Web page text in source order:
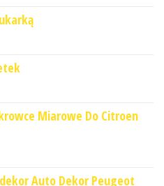
Miarowe Do Citroen
Auto Dekor Peugeot